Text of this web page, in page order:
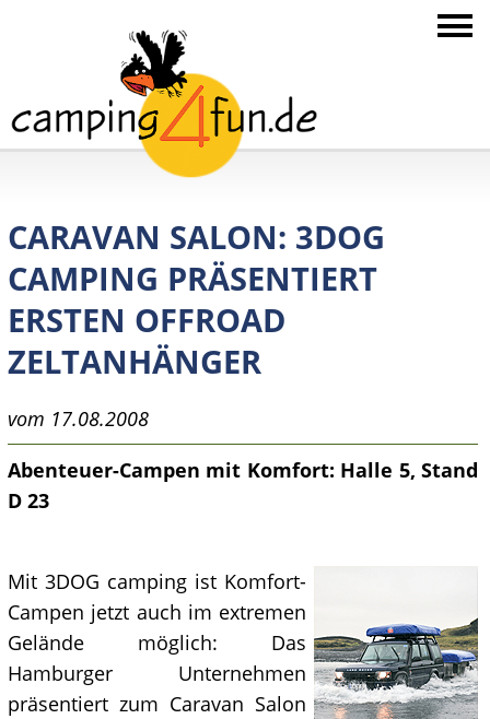
CARAVAN SALON: 3DOG
CAMPING PRÄSENTIERT
ERSTEN OFFROAD
ZELTANHÄNGER
vom 17.08.2008
Abenteuer-Campen mit Komfort: Halle 5, Stand
D 23
Mit 3DOG camping ist Komfort-
Campen jetzt auch im extremen
Gelände möglich: Das
Hamburger Unternehmen
präsentiert zum Caravan Salon